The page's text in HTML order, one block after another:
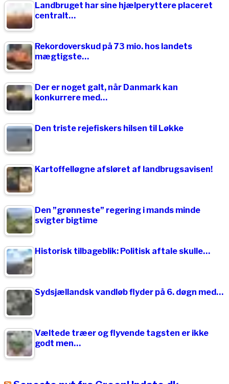
Landbruget har sine hjælperyttere placeret
centralt…
Rekordoverskud på 73 mio. hos landets
mægtigste…
Der er noget galt, når Danmark kan
konkurrere med…
Den triste rejefiskers hilsen til Løkke
Kartoffelløgne afsløret af landbrugsavisen!
Den ”grønneste” regering i mands minde
svigter bigtime
Historisk tilbageblik: Politisk aftale skulle…
Sydsjællandsk vandløb flyder på 6. døgn med…
Væltede træer og flyvende tagsten er ikke
godt men…